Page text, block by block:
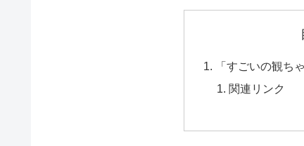
「すごいの観ち
関連リンク